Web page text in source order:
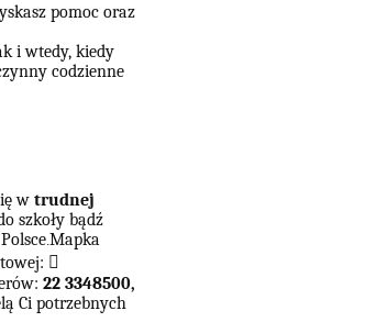
pomoc oraz
i wtedy, kiedy
codzienne
w trudnej
szkoły bądź
. Mapka
􀃞
22 3348500,
Ci potrzebnych